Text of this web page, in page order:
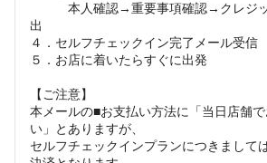
本人確認→重要事項確認→クレジッ
出
４．セルフチェックイン完了メール受信
５．お店に着いたらすぐに出発
【ご注意】
本メールの■お支払い方法に「当日店舗
い」とありますが、
セルフチェックインプランにつきまして